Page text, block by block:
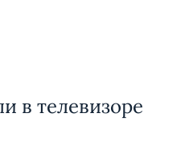
в телевизоре